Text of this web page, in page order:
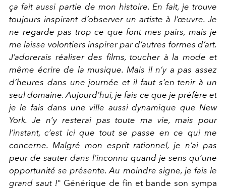
ça fait aussi partie de mon histoire. En fait, je trouve
toujours inspirant d’observer un artiste à l’œuvre. Je
ne regarde pas trop ce que font mes pairs, mais je
me laisse volontiers inspirer par d’autres formes d’art.
J’adorerais réaliser des films, toucher à la mode et
même écrire de la musique. Mais il n’y a pas assez
d’heures dans une journée et il faut s’en tenir à un
seul domaine. Aujourd’hui, je fais ce que je préfère et
je le fais dans une ville aussi dynamique que New
York. Je n’y resterai pas toute ma vie, mais pour
l’instant, c’est ici que tout se passe en ce qui me
concerne. Malgré mon esprit rationnel, je n’ai pas
peur de sauter dans l’inconnu quand je sens qu’une
opportunité se présente. Au moindre signe, je fais le
grand saut !" Générique de fin et bande son sympa